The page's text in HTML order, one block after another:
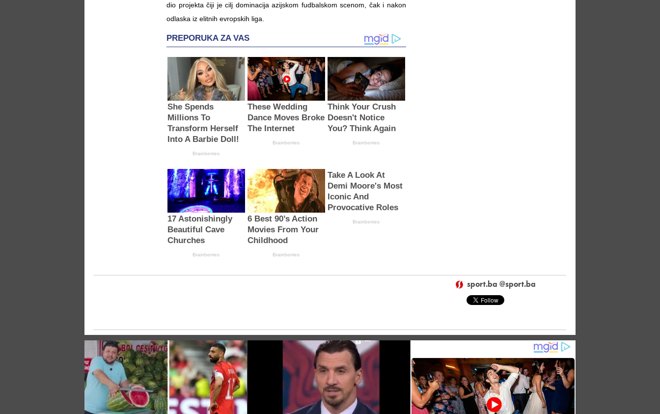
dio projekta čiji je cilj dominacija azijskom fudbalskom scenom, čak i nakon
odlaska iz elitnih evropskih liga.
sport.ba @sport.ba